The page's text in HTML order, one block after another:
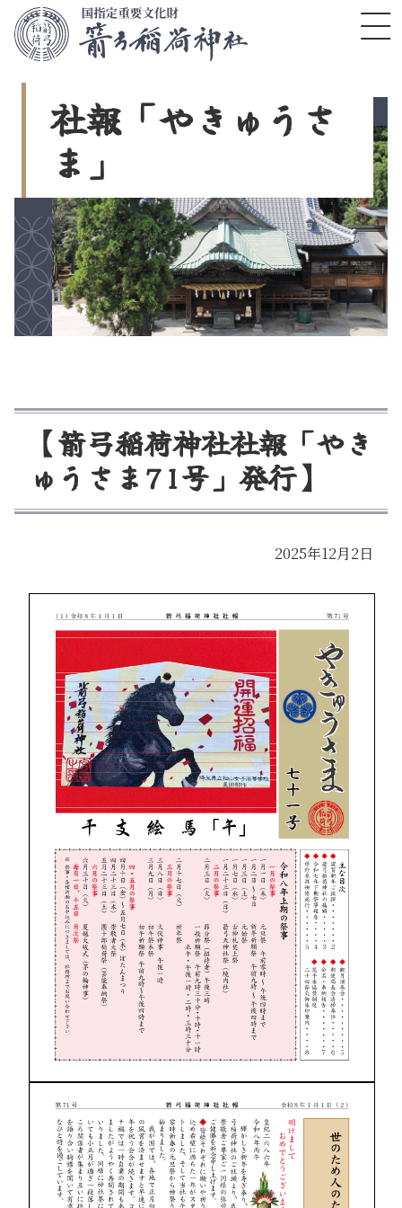
社報 「やき ゅ う さ
ま 」
【箭弓稲荷神社社報 「やき
ゅ う さ ま71号 」 発行】
2025年12月2日